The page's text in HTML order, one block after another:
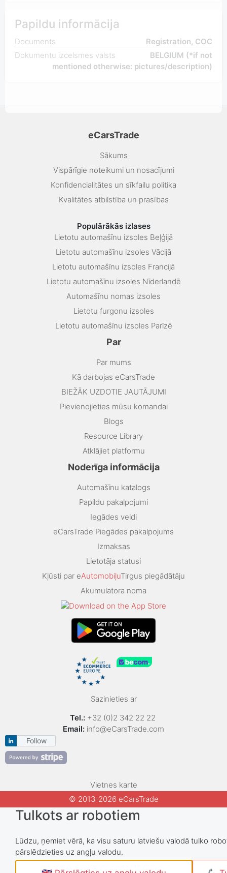
Papildu informācija
Documents
Registration, COC
Dokumentu izcelsmes valsts
BELGIUM (*if not
mentioned otherwise: pictures/description)
eCarsTrade
Sākums
Vispārīgie noteikumi un nosacījumi
Konfidencialitātes un sīkfailu politika
Kvalitātes atbilstība un prasības
Populārākās izlases
Lietotu automašīnu izsoles Beļģijā
Lietotu automašīnu izsoles Vācijā
Lietotu automašīnu izsoles Francijā
Lietotu automašīnu izsoles Nīderlandē
Automašīnu nomas izsoles
Lietotu furgonu izsoles
Lietotu automašīnu izsoles Parīzē
Par
Par mums
Kā darbojas eCarsTrade
BIEŽĀK UZDOTIE JAUTĀJUMI
Pievienojieties mūsu komandai
Blogs
Resource Library
Atklājiet platformu
Noderīga informācija
Automašīnu katalogs
Papildu pakalpojumi
Iegādes veidi
eCarsTrade Piegādes pakalpojums
Izmaksas
Lietotāja statusi
Kļūsti par eAutomobiļuTirgus piegādātāju
Akumulatora noma
Sazinieties ar
Tel.: +32 (0)2 342 22 22
Email: info@eCarsTrade.com
Follow
Vietnes karte
© 2013-2026 eCarsTrade
Tulkots ar robotiem
Lūdzu, ņemiet vērā, ka visu saturu latviešu valodā tulko
pārslēdzieties uz angļu valodu.